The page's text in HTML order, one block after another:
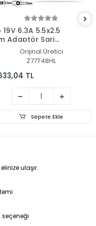
19V 6.3A 5.5x2.5
Adaptör Şarj
Cihazı
Orijinal Üretici
Z77T48HL
TL
Sepete Ekle
ulaşır.